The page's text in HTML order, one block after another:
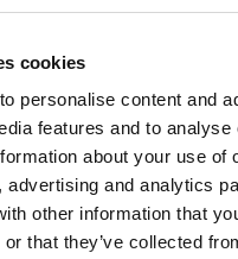
cookies
personalise content and
features and to analyse
about your use of
advertising and analytics
other information that
that they’ve collected
ノマー）
ポリウレタン原料
ノマー）/樹脂（ポリマー）